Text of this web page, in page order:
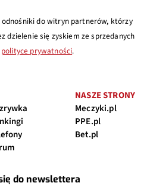
do witryn partnerów, którzy
dzielenie się zyskiem ze sprzedanych
polityce prywatności.
NASZE STRONY
Meczyki.pl
PPE.pl
Bet.pl
do newslettera